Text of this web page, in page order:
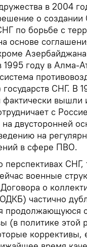
в 2004
о создании
по борьбе с
основе
1995 году в Алма-
СНГ. В
фактически вышли
с
двусторонней
на
в сфере ПВО.
перспективах
военные
о
частично
продолжающуюся
(в политике этой
коррективы,